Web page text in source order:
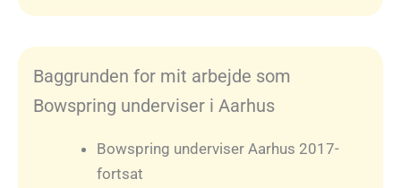
Baggrunden for mit arbejde som
Bowspring underviser i Aarhus
Bowspring underviser Aarhus 2017-
fortsat